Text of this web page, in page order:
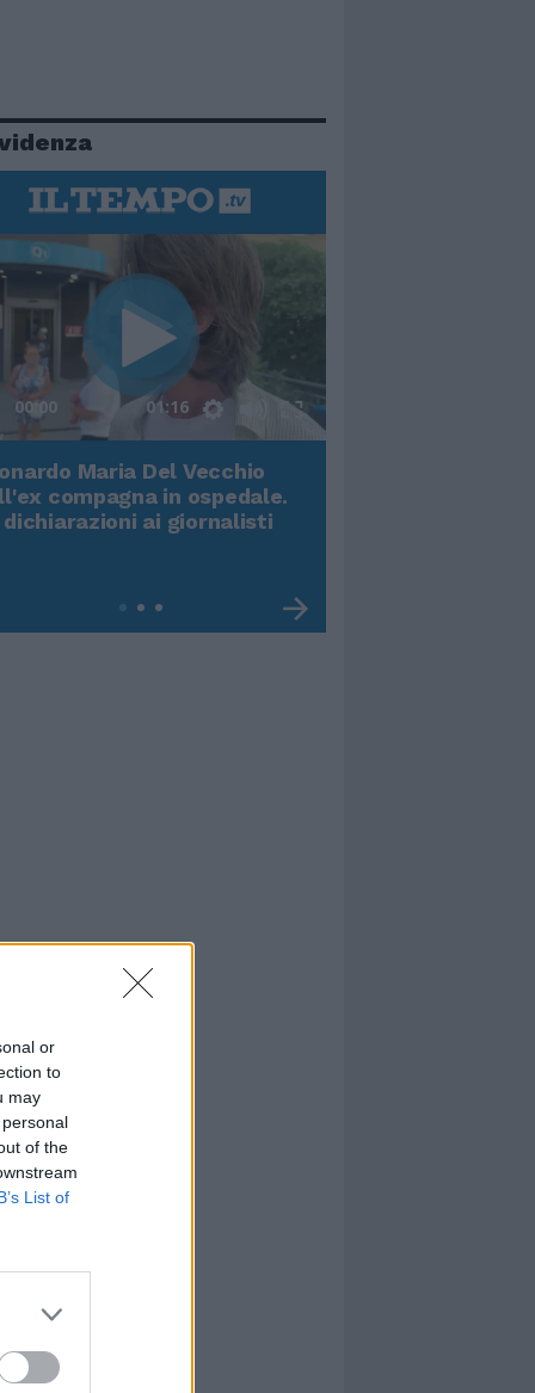
or
to
may
of the
List of
00:00 01:16
Maria Del Vecchio
compagna in ospedale.
dichiarazioni ai giornalisti